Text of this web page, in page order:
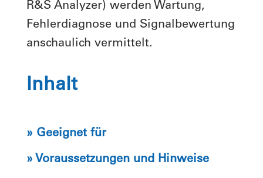
R&S Analyzer) werden Wartung,
Fehlerdiagnose und Signalbewertung
anschaulich vermittelt.
Inhalt
» Geeignet für
» Voraussetzungen und Hinweise